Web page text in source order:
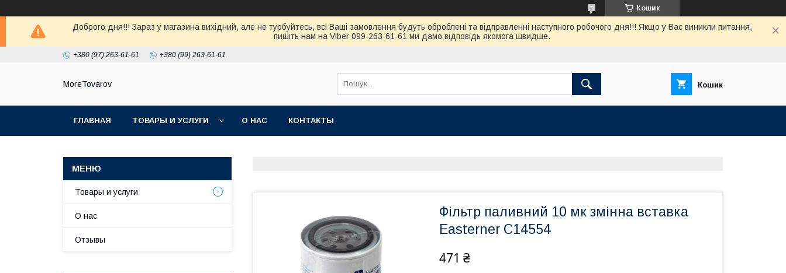
Кошик
Доброго дня!!! Зараз у магазина вихiдний, але не турбуйтесь, всi Вашi замовлення будуть обробленi та вiдправленнi наступного робочого дня!!! Якщо у Вас виникли питання,
пишiть нам на Viber 099-263-61-61 ми дамо вiдповiдь якомога швидше.
+380 (97) 263-61-61 +380 (99) 263-61-61
MoreTovarov Кошик
ГЛАВНАЯ ТОВАРЫ И УСЛУГИ О НАС КОНТАКТЫ
Фільтр паливний 10 мк змінна вставка
Easterner С14554
471 ₴
Товары и услуги
О нас
Отзывы